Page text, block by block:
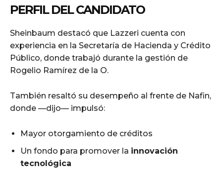
PERFIL DEL CANDIDATO
Sheinbaum destacó que Lazzeri cuenta con
experiencia en la Secretaría de Hacienda y Crédito
Público, donde trabajó durante la gestión de
Rogelio Ramírez de la O.
También resaltó su desempeño al frente de Nafin,
donde —dijo— impulsó:
Mayor otorgamiento de créditos
Un fondo para promover la innovación
tecnológica